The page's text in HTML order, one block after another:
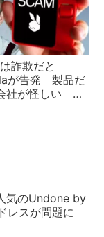
詐欺だと
が告発 製品だ
社が怪しい 実
気のUndone by
レスが問題に